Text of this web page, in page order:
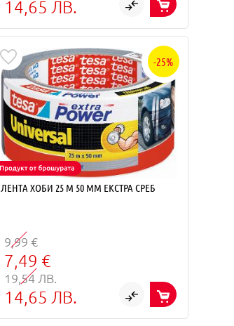
14,65 ЛВ.
-25%
ЛЕНТА ХОБИ 25 M 50 MM ЕКСТРА СРЕБ
9,99 €
7,49 €
19,54 ЛВ.
14,65 ЛВ.